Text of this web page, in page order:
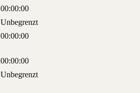
00:00:00
Unbegrenzt
00:00:00
00:00:00
Unbegrenzt